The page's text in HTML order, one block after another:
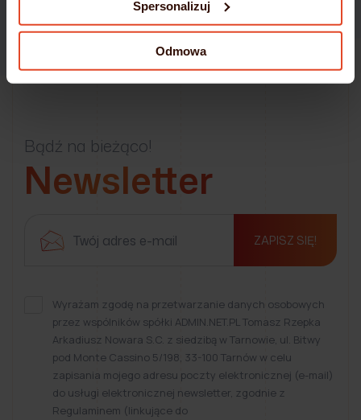
Spersonalizuj
Odmowa
Bądź na bieżąco!
Newsletter
ZAPISZ SIĘ!
Wyrażam zgodę na przetwarzanie danych osobowych
przez wspólników spółki ADMIN.NET.PL Tomasz Rzepka
Arkadiusz Nowara S.C. z siedzibą w Tarnowie, ul. Bitwy
pod Monte Cassino 5/198, 33-100 Tarnów w celu
zapisania mojego adresu poczty elektronicznej (e-mail)
do usługi elektronicznej newsletter, zgodnie z
Regulaminem (linkujące do